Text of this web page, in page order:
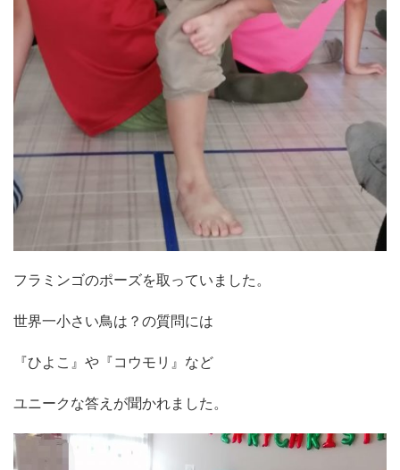
フラミンゴのポーズを取っていました。
世界一小さい鳥は？の質問には
『ひよこ』や『コウモリ』など
ユニークな答えが聞かれました。